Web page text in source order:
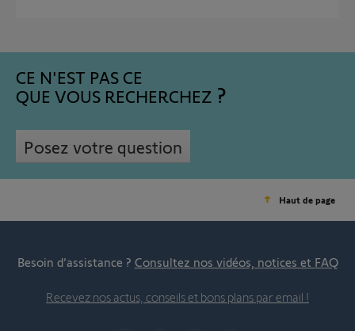
CE N'EST PAS CE
QUE VOUS RECHERCHEZ
Posez votre question
Haut de page
Besoin d’assistance ? Consultez nos vidéos, notices et FAQ
Recevez nos actus, conseils et bons plans par email !